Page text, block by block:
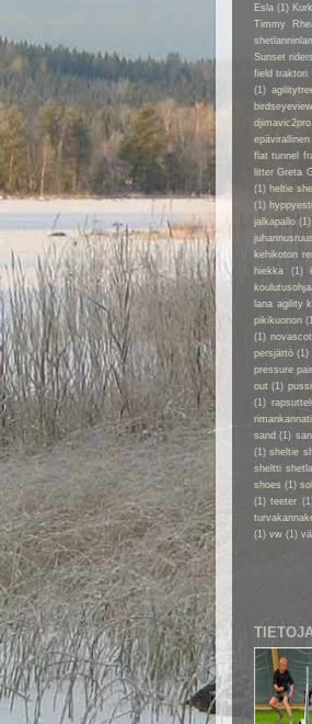
Esla (1)
Timmy
Sunset riders
field traktori
(1)
birdseyeview
djimavic2pro
flat tunnel
litter Greta
(1) heltie
(1)
jalkapallo (1)
kehikoton
hiekka
(1)
lana agility
pikikuonon
(1)
persjättö (1)
pressure
out (1)
(1)
sand (1)
(1) sheltie
sheltti
shoes (1)
(1) teeter
(1) vw (1)